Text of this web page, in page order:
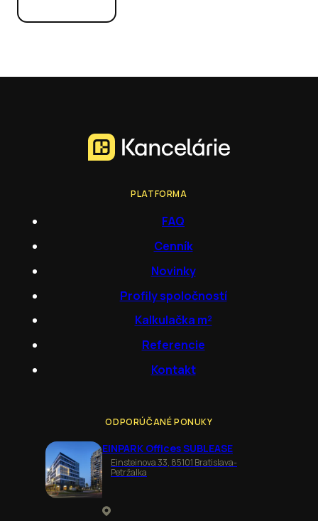
PLATFORMA
FAQ
Cenník
Novinky
Profily spoločností
Kalkulačka m²
Referencie
Kontakt
ODPORÚČANÉ PONUKY
EINPARK Offices SUBLEASE
Einsteinova 33, 85101 Bratislava-
Petržalka